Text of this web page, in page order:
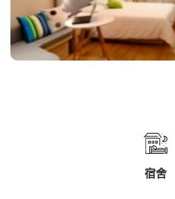
宿舍